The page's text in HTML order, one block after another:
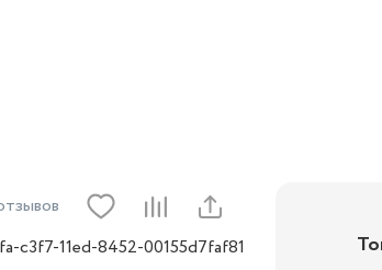
c3f7-11ed-8452-00155d7faf81